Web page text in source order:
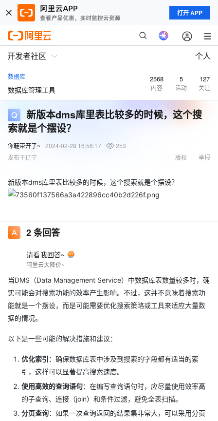
打开 APP
开发者社区 个人
数据库
数据库管理工具
2568
内容
5
活动
127
关注
新版本dms库里表比较多的时候，这个搜
索就是个摆设？
你鞋带开了~ 2024-02-28 16:56:17
253
发布于辽宁
举报
版权
新版本dms库里表比较多的时候，这个搜索就是个摆设？
2条回答
请看我回答~
阿里云大降价~
当DMS（Data Management Service）中数据库表数量较多时，确
实可能会对搜索功能的效率产生影响。不过，这并不意味着搜索功
能就是一个摆设，而是可能需要优化搜索策略或工具来适应大量数
据的情况。
以下是一些可能的解决措施和建议：
优化索引 ：确保数据库表中涉及到搜索的字段都有适当的索
引，这样可以显著提高搜索速度。
使用高效的查询语句：在编写查询语句时，应尽量使用效率高
的子查询、连接（join）和条件过滤，避免全表扫描。
分页查询：如果一次查询返回的结果集非常大，可以采用分页